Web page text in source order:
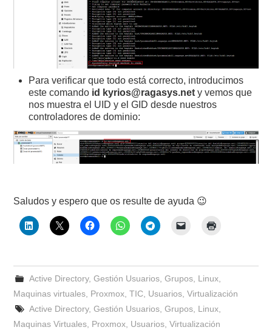
Para verificar que todo está correcto, introducimos
este comando id kyrios@ragasys.net y vemos que
nos muestra el UID y el GID desde nuestros
controladores de dominio:
Saludos y espero que os resulte de ayuda 😉
Active Directory, Gestión Usuarios, Grupos, Linux,
Maquinas virtuales, Proxmox,TIC, Usuarios,Virtualización
Active Directory, Gestión Usuarios, Grupos, Linux,
Maquinas Virtuales, Proxmox, Usuarios,Virtualización